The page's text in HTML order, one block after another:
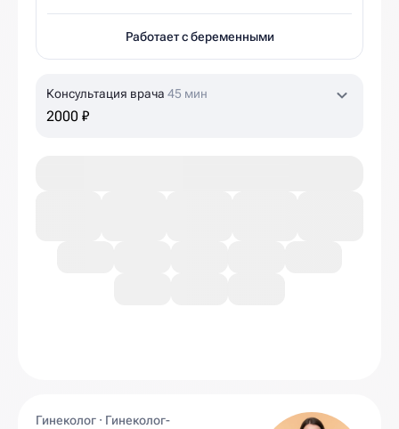
Работает с беременными
Консультация врача 45 мин
2000 ₽
Гинеколог · Гинеколог-